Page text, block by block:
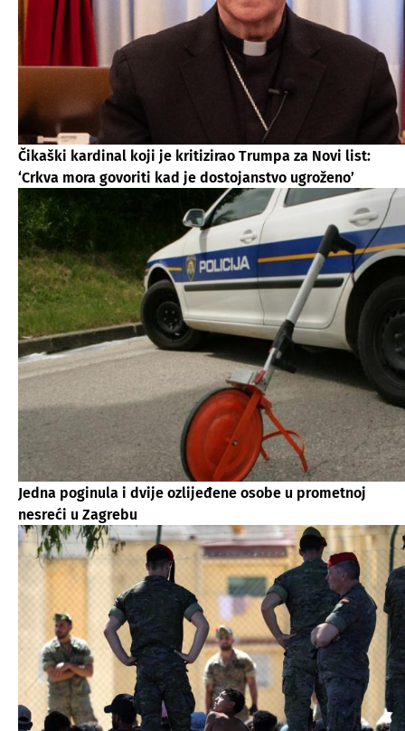
Čikaški kardinal koji je kritizirao Trumpa za Novi list:
‘Crkva mora govoriti kad je dostojanstvo ugroženo’
Jedna poginula i dvije ozlijeđene osobe u prometnoj
nesreći u Zagrebu